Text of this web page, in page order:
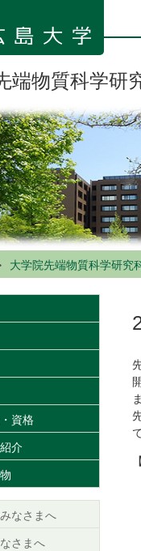
端物質科学研
大学院先端物質科学研究
資格
介
なさまへ
さまへ